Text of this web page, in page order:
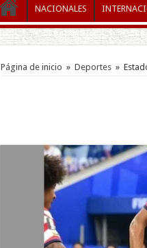
NACIONALES
Página de inicio » Deportes »